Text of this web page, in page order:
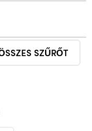
SZŰRŐT